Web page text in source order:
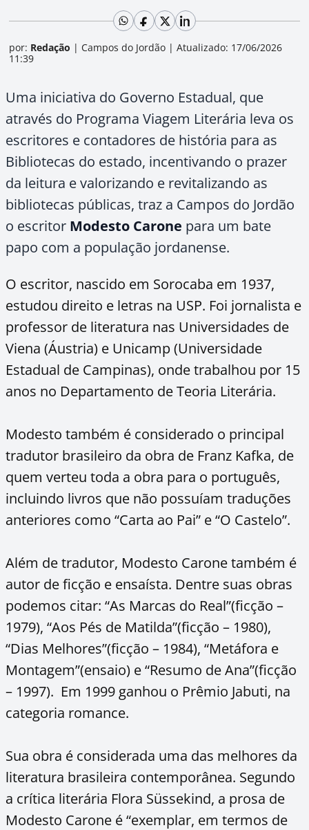
por: Redação | Campos do Jordão | Atualizado: 17/06/2026
11:39
Uma iniciativa do Governo Estadual, que
através do Programa Viagem Literária leva os
escritores e contadores de história para as
Bibliotecas do estado, incentivando o prazer
da leitura e valorizando e revitalizando as
bibliotecas públicas, traz a Campos do Jordão
o escritor Modesto Carone para um bate
papo com a população jordanense.
O escritor, nascido em Sorocaba em 1937,
estudou direito e letras na USP. Foi jornalista e
professor de literatura nas Universidades de
Viena (Áustria) e Unicamp (Universidade
Estadual de Campinas), onde trabalhou por 15
anos no Departamento de Teoria Literária.
Modesto também é considerado o principal
tradutor brasileiro da obra de Franz Kafka, de
quem verteu toda a obra para o português,
incluindo livros que não possuíam traduções
anteriores como “Carta ao Pai” e “O Castelo”.
Além de tradutor, Modesto Carone também é
autor de ficção e ensaísta. Dentre suas obras
podemos citar: “As Marcas do Real”(ficção –
1979), “Aos Pés de Matilda”(ficção – 1980),
“Dias Melhores”(ficção – 1984), “Metáfora e
Montagem”(ensaio) e “Resumo de Ana”(ficção
– 1997). Em 1999 ganhou o Prêmio Jabuti, na
categoria romance.
Sua obra é considerada uma das melhores da
literatura brasileira contemporânea. Segundo
a crítica literária Flora Süssekind, a prosa de
Modesto Carone é “exemplar, em termos de